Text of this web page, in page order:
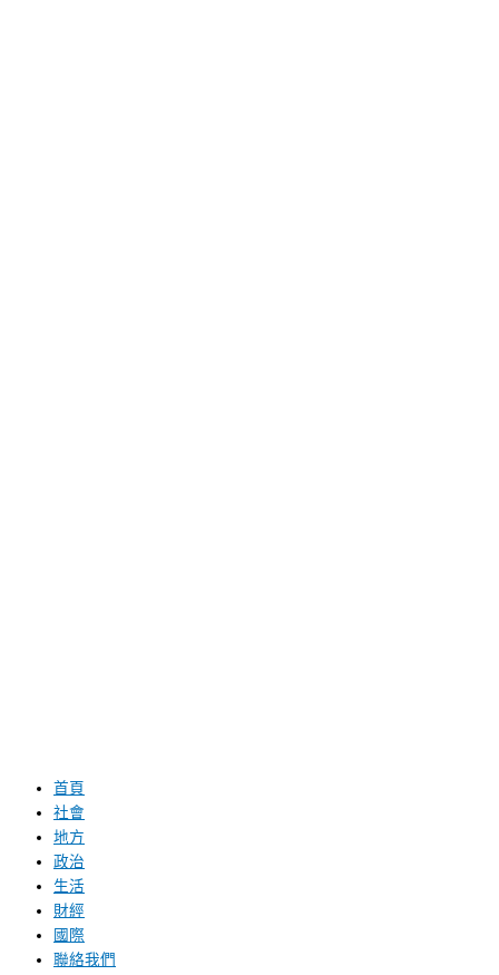
首頁
社會
地方
政治
生活
財經
國際
聯絡我們